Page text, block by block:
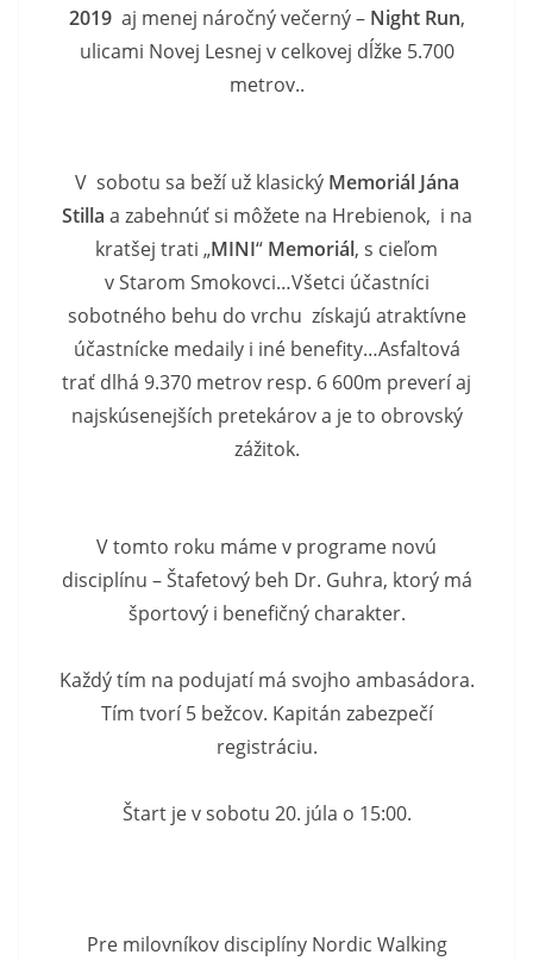
2019 aj menej náročný večerný – Night Run,
ulicami Novej Lesnej v celkovej dĺžke 5.700
metrov..
V sobotu sa beží už klasický Memoriál Jána
Stilla a zabehnúť si môžete na Hrebienok, i na
kratšej trati „MINI“ Memoriál, s cieľom
v Starom Smokovci…Všetci účastníci
sobotného behu do vrchu získajú atraktívne
účastnícke medaily i iné benefity…Asfaltová
trať dlhá 9.370 metrov resp. 6 600m preverí aj
najskúsenejších pretekárov a je to obrovský
zážitok.
V tomto roku máme v programe novú
disciplínu – Štafetový beh Dr. Guhra, ktorý má
športový i benefičný charakter.
Každý tím na podujatí má svojho ambasádora.
Tím tvorí 5 bežcov. Kapitán zabezpečí
registráciu.
Štart je v sobotu 20. júla o 15:00.
Pre milovníkov disciplíny Nordic Walking